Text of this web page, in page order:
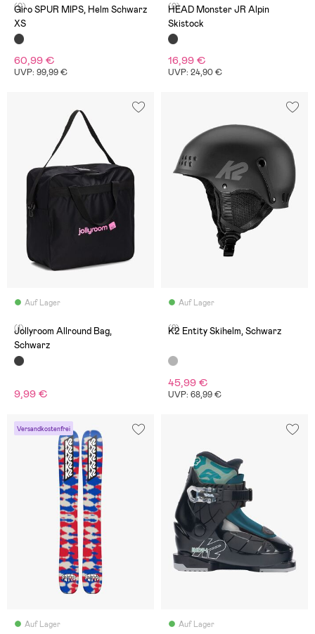
(0)
Giro SPUR MIPS, Helm Schwarz
XS
60,99 €
UVP: 99,99 €
(0)
HEAD Monster JR Alpin
Skistock
16,99 €
UVP: 24,90 €
Auf Lager
(1)
Jollyroom Allround Bag,
Schwarz
9,99 €
Auf Lager
(2)
K2 Entity Skihelm, Schwarz
45,99 €
UVP: 68,99 €
Versandkostenfrei
Auf Lager Auf Lager